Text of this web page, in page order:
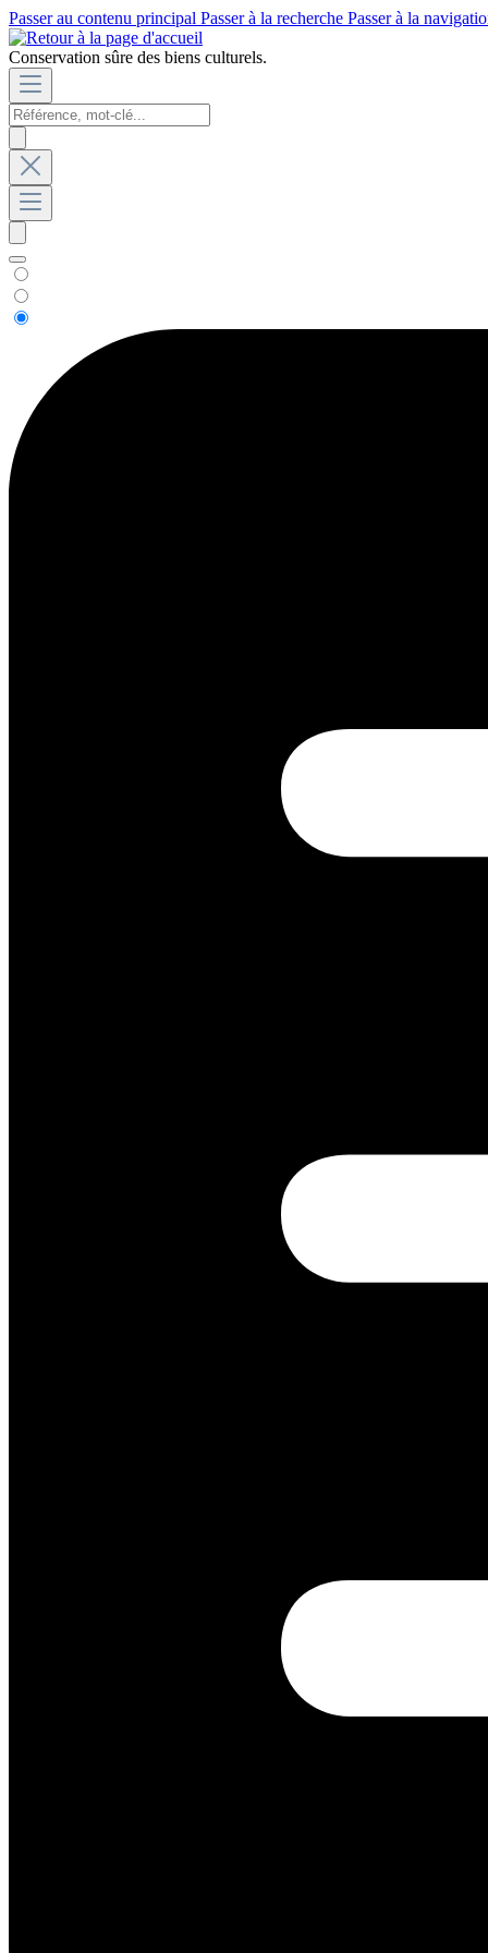
Passer au contenu principal Passer à la recherche Passer à la
Conservation sûre des biens culturels.